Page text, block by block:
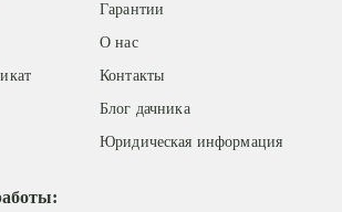
Гарантии
О нас
Контакты
Блог дачника
Юридическая информация